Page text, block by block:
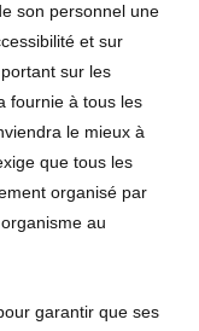
son personnel une
et sur
sur les
fournie à tous les
le mieux à
que tous les
organisé par
au
garantir que ses